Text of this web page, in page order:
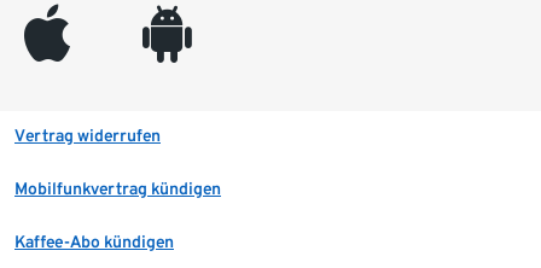
appleinc android
Vertrag widerrufen
Mobilfunkvertrag kündigen
Kaffee-Abo kündigen